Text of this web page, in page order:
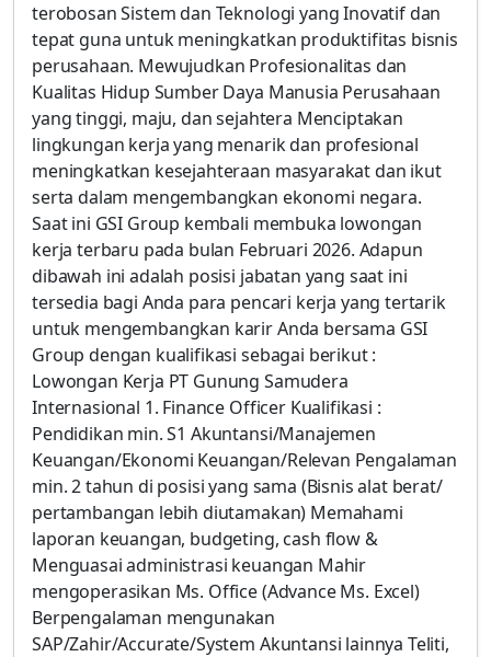
terobosan Sistem dan Teknologi yang Inovatif dan
tepat guna untuk meningkatkan produktifitas bisnis
perusahaan. Mewujudkan Profesionalitas dan
Kualitas Hidup Sumber Daya Manusia Perusahaan
yang tinggi, maju, dan sejahtera Menciptakan
lingkungan kerja yang menarik dan profesional
meningkatkan kesejahteraan masyarakat dan ikut
serta dalam mengembangkan ekonomi negara.
Saat ini GSI Group kembali membuka lowongan
kerja terbaru pada bulan Februari 2026. Adapun
dibawah ini adalah posisi jabatan yang saat ini
tersedia bagi Anda para pencari kerja yang tertarik
untuk mengembangkan karir Anda bersama GSI
Group dengan kualifikasi sebagai berikut :
Lowongan Kerja PT Gunung Samudera
Internasional 1. Finance Officer Kualifikasi :
Pendidikan min. S1 Akuntansi/Manajemen
Keuangan/Ekonomi Keuangan/Relevan Pengalaman
min. 2 tahun di posisi yang sama (Bisnis alat berat/
pertambangan lebih diutamakan) Memahami
laporan keuangan, budgeting, cash flow &
Menguasai administrasi keuangan Mahir
mengoperasikan Ms. Office (Advance Ms. Excel)
Berpengalaman mengunakan
SAP/Zahir/Accurate/System Akuntansi lainnya Teliti,